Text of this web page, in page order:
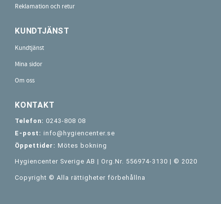
Reklamation och retur
KUNDTJÄNST
Kundtjänst
Mina sidor
Om oss
KONTAKT
Telefon: 0243-808 08
E-post: info@hygiencenter.se
Öppettider: Mötes bokning
Hygiencenter Sverige AB | Org.Nr. 556974-3130 | © 2020
Copyright © Alla rättigheter förbehållna